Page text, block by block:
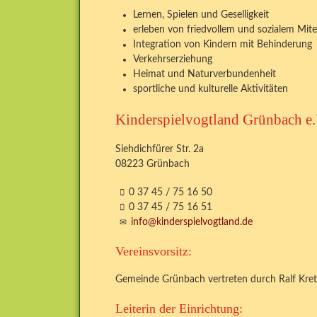
Lernen, Spielen und Geselligkeit
erleben von friedvollem und sozialem
Integration von Kindern mit Behinderung
Verkehrserziehung
Heimat und Naturverbundenheit
sportliche und kulturelle Aktivitäten
Kinderspielvogtland Grünbach
Siehdichfürer Str. 2a
08223 Grünbach
0 37 45 / 75 16 50
0 37 45 / 75 16 51
info@kinderspielvogtland.de
Vereinsvorsitz:
Gemeinde Grünbach vertreten durch Ralf
Leiterin der Einrichtung: